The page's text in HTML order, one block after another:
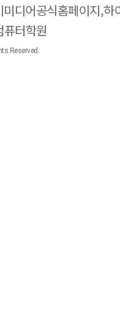
디어공식홈페이지,
터학원
Reserved.